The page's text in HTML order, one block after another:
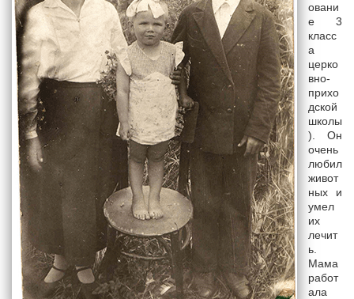
овани
е 3
класс
а
церко
вно-
прихо
дской
школы
). Он
очень
любил
живот
ных и
умел
их
лечит
ь.
Мама
работ
ала